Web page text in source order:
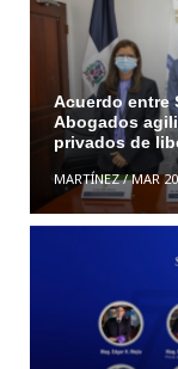
Acuerdo entre
Abogados
privados de
MARTÍNEZ/MAR 20